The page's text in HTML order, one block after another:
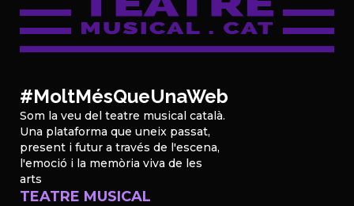
#MoltMésQueUnaWeb
Som la veu del teatre musical català.
Una plataforma que uneix passat,
present i futur a través de l'escena,
l'emoció i la memòria viva de les
arts
TEATRE MUSICAL